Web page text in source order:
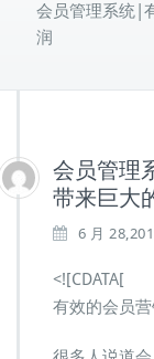
会员管理系统|
润
会员管理
带来巨大
6 月
<![CDATA[
有效的会员